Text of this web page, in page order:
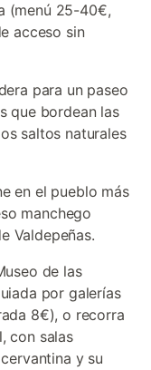
(menú 25-40€,
acceso sin
para un paseo
que bordean las
saltos naturales
en el pueblo más
manchego
Valdepeñas.
de las
por galerías
8€), o recorra
con salas
y su